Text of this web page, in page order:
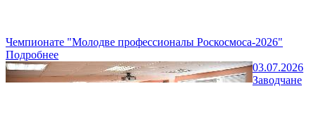
Чемпионате "Молодве профессионалы Роскосмоса-2026"
Подробнее
03.07.2026
Заводчане